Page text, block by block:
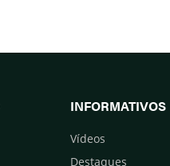
INFORMATIVOS
Vídeos
Destaques